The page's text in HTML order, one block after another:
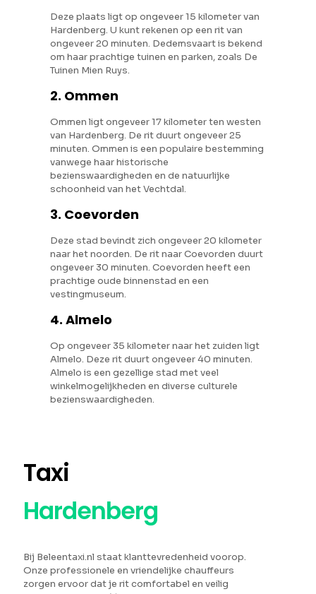
Deze plaats ligt op ongeveer 15 kilometer van
Hardenberg. U kunt rekenen op een rit van
ongeveer 20 minuten. Dedemsvaart is bekend
om haar prachtige tuinen en parken, zoals De
Tuinen Mien Ruys.
2. Ommen
Ommen ligt ongeveer 17 kilometer ten westen
van Hardenberg. De rit duurt ongeveer 25
minuten. Ommen is een populaire bestemming
vanwege haar historische
bezienswaardigheden en de natuurlijke
schoonheid van het Vechtdal.
3. Coevorden
Deze stad bevindt zich ongeveer 20 kilometer
naar het noorden. De rit naar Coevorden duurt
ongeveer 30 minuten. Coevorden heeft een
prachtige oude binnenstad en een
vestingmuseum.
4. Almelo
Op ongeveer 35 kilometer naar het zuiden ligt
Almelo. Deze rit duurt ongeveer 40 minuten.
Almelo is een gezellige stad met veel
winkelmogelijkheden en diverse culturele
bezienswaardigheden.
Taxi
Hardenberg
Bij Beleentaxi.nl staat klanttevredenheid voorop.
Onze professionele en vriendelijke chauffeurs
zorgen ervoor dat je rit comfortabel en veilig